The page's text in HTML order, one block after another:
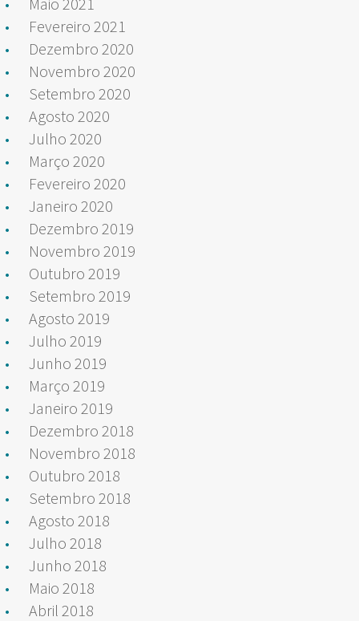
Fevereiro 2021
Dezembro 2020
Novembro 2020
Setembro 2020
Agosto 2020
Julho 2020
Março 2020
Fevereiro 2020
Janeiro 2020
Dezembro 2019
Novembro 2019
Outubro 2019
Setembro 2019
Agosto 2019
Julho 2019
Junho 2019
Março 2019
Janeiro 2019
Dezembro 2018
Novembro 2018
Outubro 2018
Setembro 2018
Agosto 2018
Julho 2018
Junho 2018
Maio 2018
Abril 2018